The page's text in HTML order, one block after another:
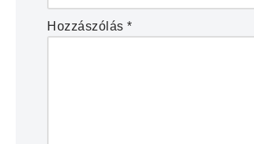
Hozzászólás *